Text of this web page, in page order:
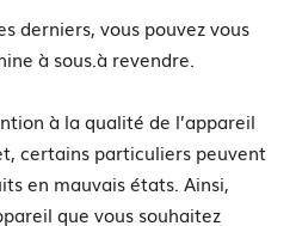
derniers, vous pouvez vous
à sous.à revendre.
à la qualité de l’appareil
certains particuliers peuvent
en mauvais états. Ainsi,
que vous souhaitez